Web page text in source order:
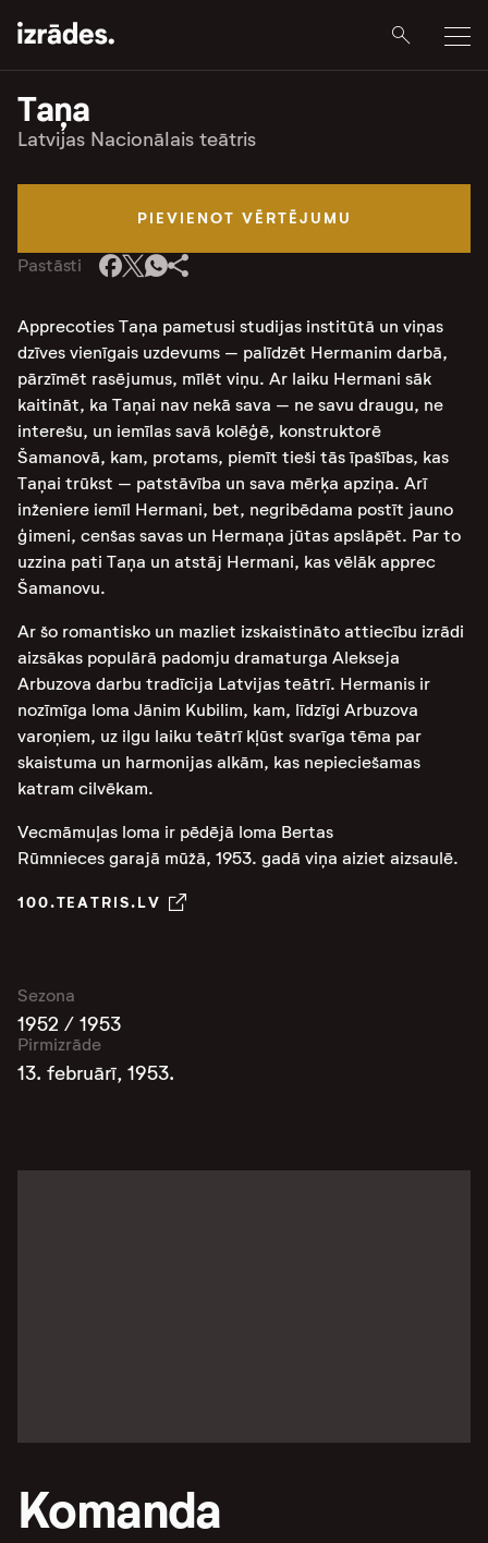
Taņa
Latvijas Nacionālais teātris
PIEVIENOT VĒRTĒJUMU
Pastāsti
Apprecoties Taņa pametusi studijas institūtā un viņas
dzīves vienīgais uzdevums – palīdzēt Hermanim darbā,
pārzīmēt rasējumus, mīlēt viņu. Ar laiku Hermani sāk
kaitināt, ka Taņai nav nekā sava – ne savu draugu, ne
interešu, un iemīlas savā kolēģē, konstruktorē
Šamanovā, kam, protams, piemīt tieši tās īpašības, kas
Taņai trūkst – patstāvība un sava mērķa apziņa. Arī
inženiere iemīl Hermani, bet, negribēdama postīt jauno
ģimeni, cenšas savas un Hermaņa jūtas apslāpēt. Par to
uzzina pati Taņa un atstāj Hermani, kas vēlāk apprec
Šamanovu.
Ar šo romantisko un mazliet izskaistināto attiecību izrādi
aizsākas populārā padomju dramaturga Alekseja
Arbuzova darbu tradīcija Latvijas teātrī. Hermanis ir
nozīmīga loma Jānim Kubilim, kam, līdzīgi Arbuzova
varoņiem, uz ilgu laiku teātrī kļūst svarīga tēma par
skaistuma un harmonijas alkām, kas nepieciešamas
katram cilvēkam.
Vecmāmuļas loma ir pēdējā loma Bertas
Rūmnieces garajā mūžā, 1953. gadā viņa aiziet aizsaulē.
100.TEATRIS.LV
Sezona
1952 / 1953
Pirmizrāde
13. februārī, 1953.
Komanda